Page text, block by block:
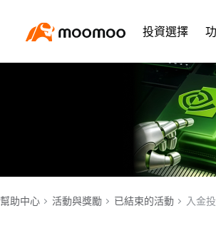
投資選擇
幫助中心 活動與獎勵 已結束的活動 入金